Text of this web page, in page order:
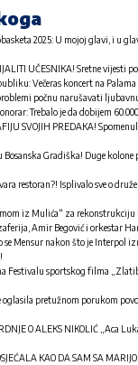
2025: U mojoj glavi, i u
UČESNIKA! Sretne vijesti
Večeras koncert na Palama
počnu narušavati
Trebalo je da dobijem 60.000
SVOJIH PREDAKA!
Bosanska Gradiška! Duge
restoran?! Isplivalo sve o
iz Mulića“ za
Amir Begović i orkestar
se Mensur nakon što je Interpol
Festivalu sportskog filma
oglasila pretužnom porukom
O ALEKS NIKOLIĆ „Aca
KAO DA SAM SA